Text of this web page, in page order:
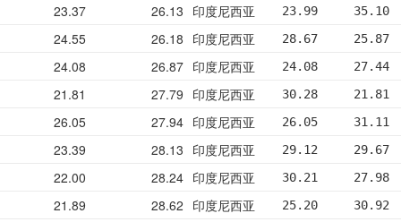
23.37 26.13 印度尼西亚 23.99
24.55 26.18 印度尼西亚 28.67
24.08 26.87 印度尼西亚 24.08
21.81 27.79 印度尼西亚 30.28
26.05 27.94 印度尼西亚 26.05
23.39 28.13 印度尼西亚 29.12
22.00 28.24 印度尼西亚 30.21
21.89 28.62 印度尼西亚 25.20